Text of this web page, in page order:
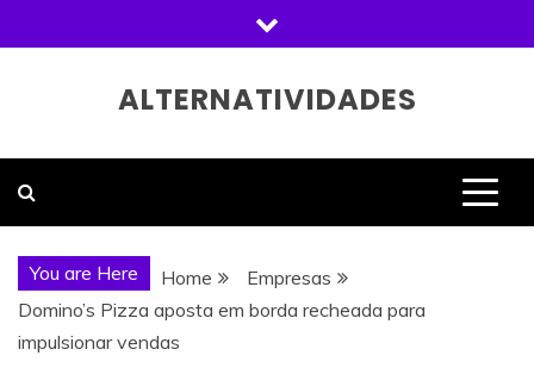
to
ALTERNATIVIDADES
You are Here Home
Empresas
Domino’s Pizza aposta em borda recheada para
impulsionar vendas